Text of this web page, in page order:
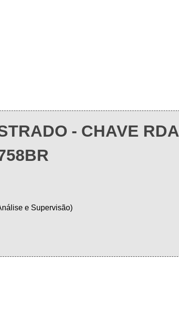
- CHAVE RDA
e Supervisão)